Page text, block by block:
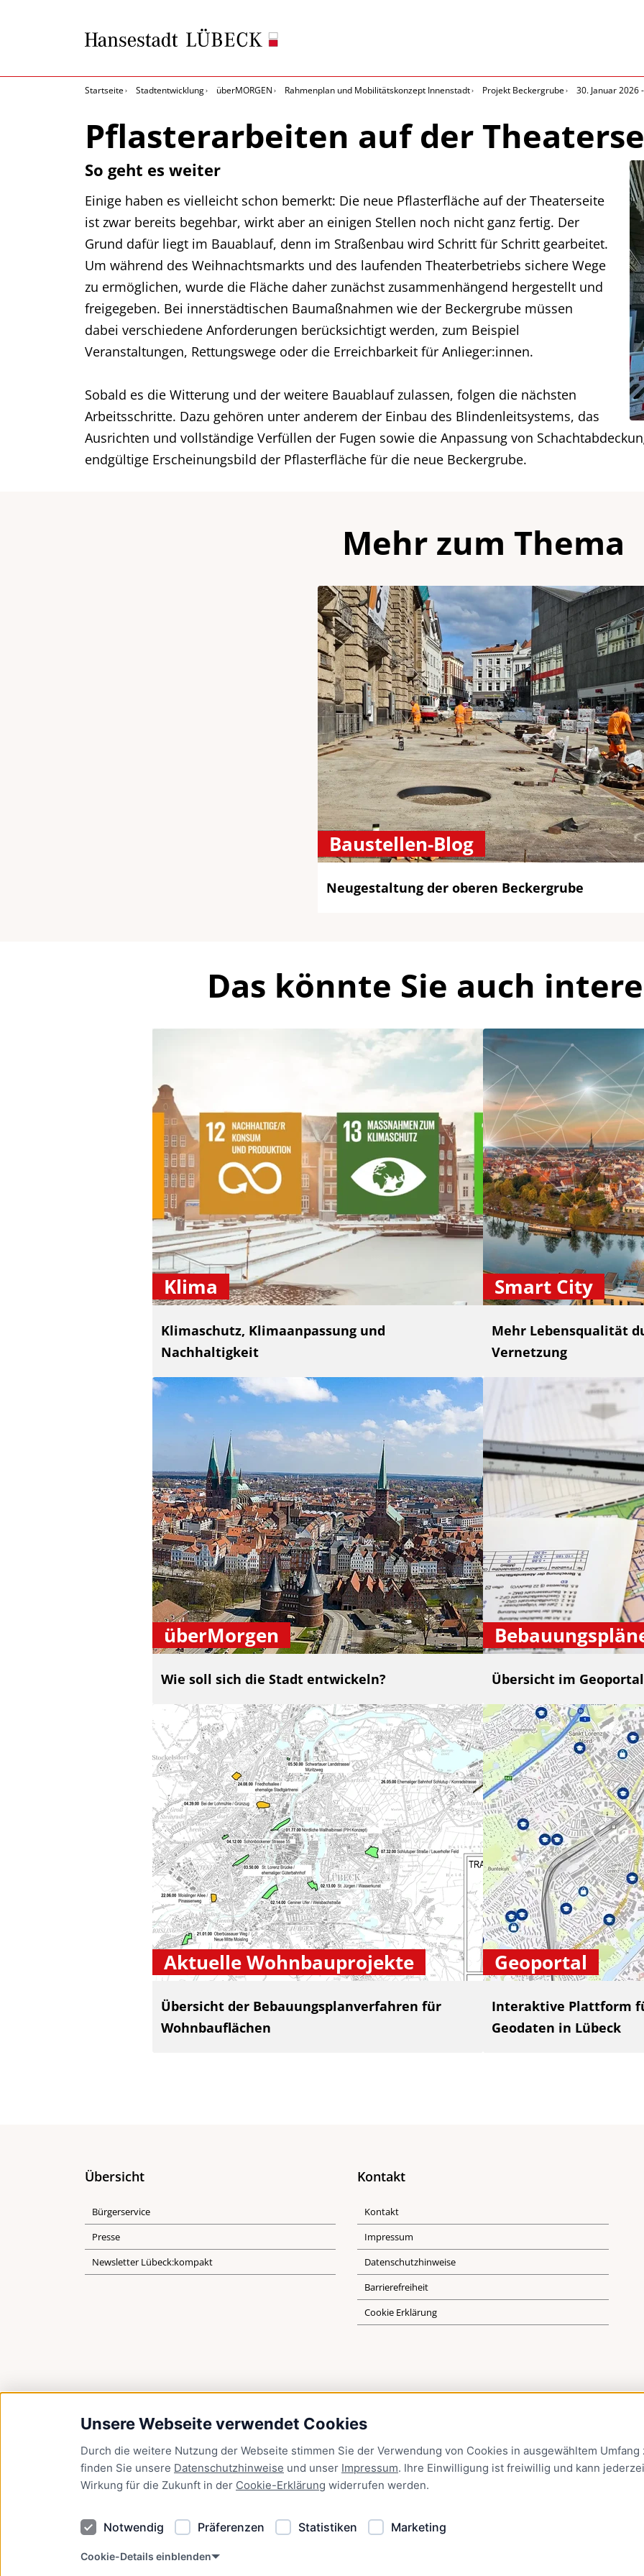
Unsere Webseite verwendet Cookies
Durch die weitere Nutzung der Webseite stimmen Sie der Verwendung von Cookies in ausgewähltem Umfang
finden Sie unsere Datenschutzhinweise und unser Impressum. Ihre Einwilligung ist freiwillig und kann
Wirkung für die Zukunft in der Cookie-Erklärung widerrufen werden.
Notwendig Präferenzen Statistiken Marketing
Cookie-Details einblenden
Startseite Stadtentwicklung überMORGEN Rahmenplan und Mobilitätskonzept Innenstadt Projekt Beckergrube 30. Januar 2026
Pflasterarbeiten auf der
So geht es weiter
Einige haben es vielleicht schon bemerkt: Die neue Pflasterfläche auf der Theaterseite
ist zwar bereits begehbar, wirkt aber an einigen Stellen noch nicht ganz fertig. Der
Grund dafür liegt im Bauablauf, denn im Straßenbau wird Schritt für Schritt gearbeitet.
Um während des Weihnachtsmarkts und des laufenden Theaterbetriebs sichere Wege
zu ermöglichen, wurde die Fläche daher zunächst zusammenhängend hergestellt und
freigegeben. Bei innerstädtischen Baumaßnahmen wie der Beckergrube müssen
dabei verschiedene Anforderungen berücksichtigt werden, zum Beispiel
Veranstaltungen, Rettungswege oder die Erreichbarkeit für Anlieger:innen.
Sobald es die Witterung und der weitere Bauablauf zulassen, folgen die nächsten
Arbeitsschritte. Dazu gehören unter anderem der Einbau des Blindenleitsystems, das
Ausrichten und vollständige Verfüllen der Fugen sowie die Anpassung von
endgültige Erscheinungsbild der Pflasterfläche für die neue Beckergrube.
Mehr zum Thema
Baustellen-Blog
Neugestaltung der oberen Beckergrube
Das könnte Sie auch
Klima
Klimaschutz, Klimaanpassung und
Nachhaltigkeit
Smart City
Mehr Lebensqualität
Vernetzung
überMorgen
Wie soll sich die Stadt entwickeln? Übersicht im Geoportal
Aktuelle Wohnbauprojekte
Übersicht der Bebauungsplanverfahren für
Wohnbauflächen
Geoportal
Interaktive Plattform
Geodaten in Lübeck
Übersicht
Bürgerservice
Presse
Newsletter Lübeck:kompakt
Kontakt
Kontakt
Impressum
Datenschutzhinweise
Barrierefreiheit
Cookie Erklärung